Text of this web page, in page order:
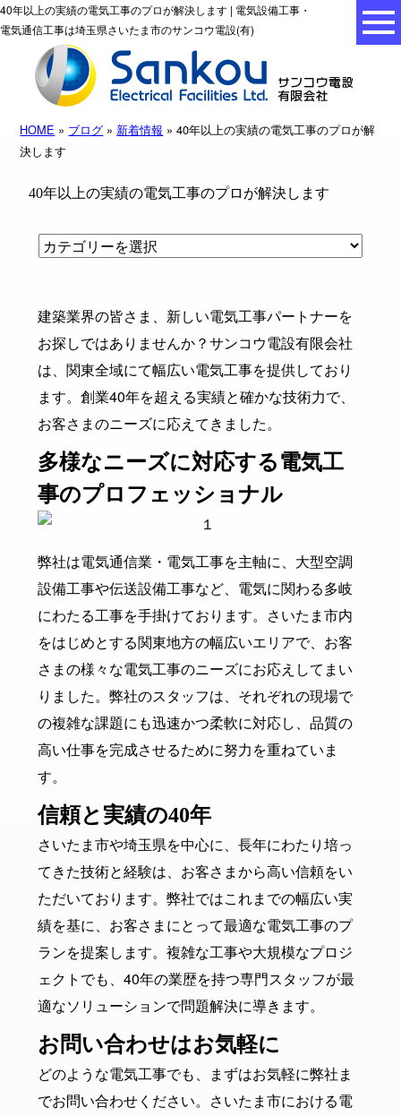
40年以上の実績の電気工事のプロが解決します | 電気設備工事・
電気通信工事は埼玉県さいたま市のサンコウ電設(有)
HOME » ブログ » 新着情報 » 40年以上の実績の電気工事のプロが解
決します
40年以上の実績の電気工事のプロが解決します
建築業界の皆さま、新しい電気工事パートナーを
お探しではありませんか？サンコウ電設有限会社
は、関東全域にて幅広い電気工事を提供しており
ます。創業40年を超える実績と確かな技術力で、
お客さまのニーズに応えてきました。
多様なニーズに対応する電気工
事のプロフェッショナル
弊社は電気通信業・電気工事を主軸に、大型空調
設備工事や伝送設備工事など、電気に関わる多岐
にわたる工事を手掛けております。さいたま市内
をはじめとする関東地方の幅広いエリアで、お客
さまの様々な電気工事のニーズにお応えしてまい
りました。弊社のスタッフは、それぞれの現場で
の複雑な課題にも迅速かつ柔軟に対応し、品質の
高い仕事を完成させるために努力を重ねていま
す。
信頼と実績の40年
さいたま市や埼玉県を中心に、長年にわたり培っ
てきた技術と経験は、お客さまから高い信頼をい
ただいております。弊社ではこれまでの幅広い実
績を基に、お客さまにとって最適な電気工事のプ
ランを提案します。複雑な工事や大規模なプロジ
ェクトでも、40年の業歴を持つ専門スタッフが最
適なソリューションで問題解決に導きます。
お問い合わせはお気軽に
どのような電気工事でも、まずはお気軽に弊社ま
でお問い合わせください。さいたま市における電